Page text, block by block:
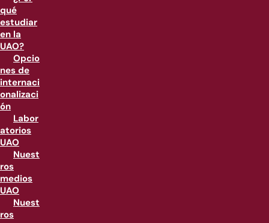
qué
estudiar
en la
UAO?
Opcio
nes de
internaci
onalizaci
ón
Labor
atorios
UAO
Nuest
ros
medios
UAO
Nuest
ros